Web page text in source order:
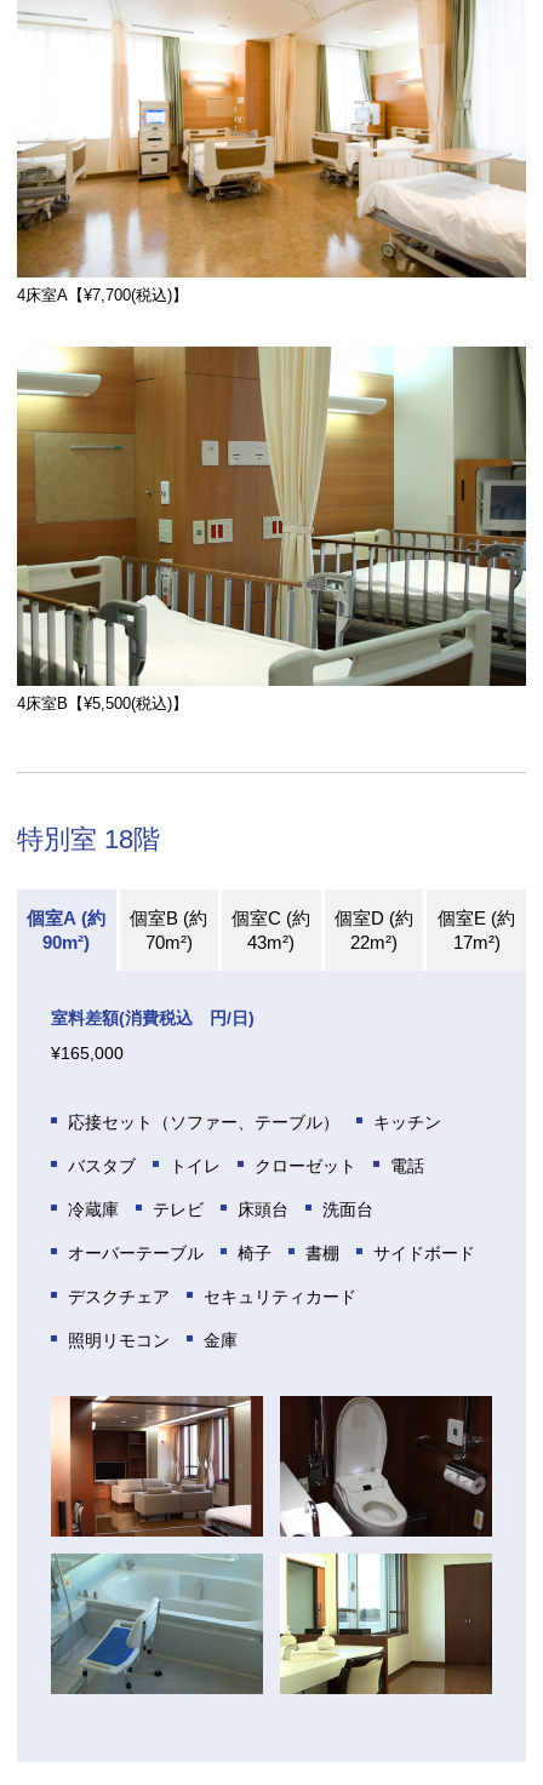
4床室A【¥7,700(税込)】
4床室B【¥5,500(税込)】
特別室 18階
個室A (約
90m²)
個室B (約
70m²)
個室C (約
43m²)
個室D (約
22m²)
個室E (約
17m²)
室料差額(消費税込 円/日)
¥165,000
応接セット（ソファー、テーブル） キッチン
バスタブ トイレ クローゼット 電話
冷蔵庫 テレビ 床頭台 洗面台
オーバーテーブル 椅子 書棚 サイドボード
デスクチェア セキュリティカード
照明リモコン 金庫